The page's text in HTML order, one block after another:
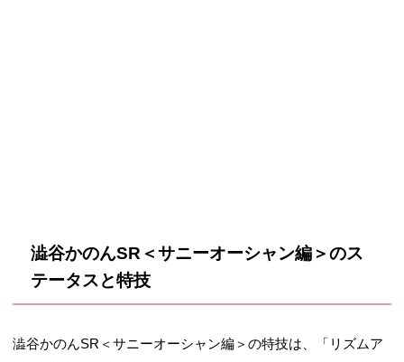
澁谷かのんSR＜サニーオーシャン編＞のス
テータスと特技
澁谷かのんSR＜サニーオーシャン編＞の特技は、「リズムア